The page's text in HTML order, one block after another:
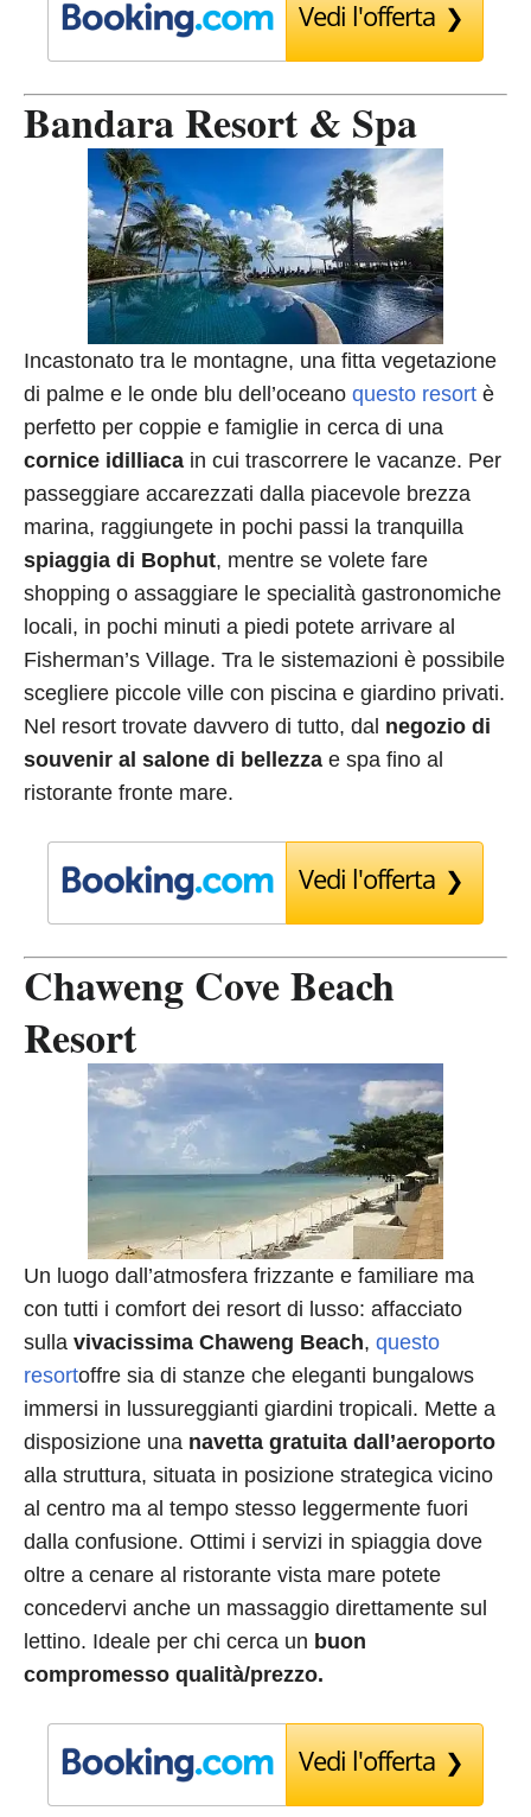
Vedi l'offerta
Bandara Resort & Spa
Incastonato tra le montagne, una fitta vegetazione
di palme e le onde blu dell’oceano questo resort è
perfetto per coppie e famiglie in cerca di una
cornice idilliaca in cui trascorrere le vacanze. Per
passeggiare accarezzati dalla piacevole brezza
marina, raggiungete in pochi passi la tranquilla
spiaggia di Bophut, mentre se volete fare
shopping o assaggiare le specialità gastronomiche
locali, in pochi minuti a piedi potete arrivare al
Fisherman’s Village. Tra le sistemazioni è possibile
scegliere piccole ville con piscina e giardino privati.
Nel resort trovate davvero di tutto, dal negozio di
souvenir al salone di bellezza e spa fino al
ristorante fronte mare.
Vedi l'offerta
Chaweng Cove Beach
Resort
Un luogo dall’atmosfera frizzante e familiare ma
con tutti i comfort dei resort di lusso: affacciato
sulla vivacissima Chaweng Beach, questo
resortoffre sia di stanze che eleganti bungalows
immersi in lussureggianti giardini tropicali. Mette a
disposizione una navetta gratuita dall’aeroporto
alla struttura, situata in posizione strategica vicino
al centro ma al tempo stesso leggermente fuori
dalla confusione. Ottimi i servizi in spiaggia dove
oltre a cenare al ristorante vista mare potete
concedervi anche un massaggio direttamente sul
lettino. Ideale per chi cerca un buon
compromesso qualità/prezzo.
Vedi l'offerta